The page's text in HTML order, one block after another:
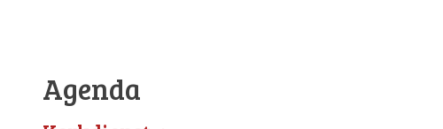
Agenda